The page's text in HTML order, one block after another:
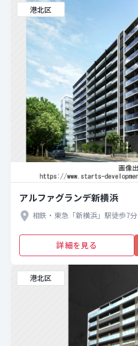
港北区
アルファグランデ新横浜
相鉄・東急「新横浜」駅徒歩7分
詳細を見る
港北区